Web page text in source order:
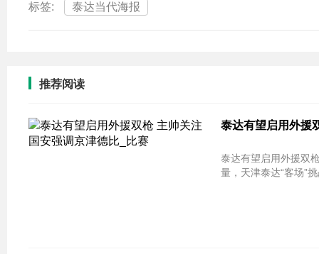
标签: 泰达当代海报
推荐阅读
泰达有望启用外援
泰达有望启用外援双
量，天津泰达“客场”